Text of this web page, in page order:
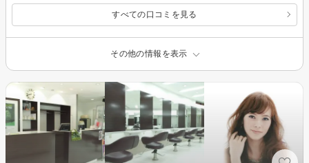
すべての口コミを見る
その他の情報を表示